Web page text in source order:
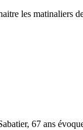
les matinaliers
67 ans